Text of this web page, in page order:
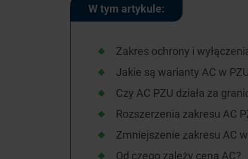
W tym artykule:
Zakres ochrony i
Jakie są warianty AC w
Czy AC PZU działa za
Rozszerzenia zakresu AC
Zmniejszenie zakresu AC
Od czego zależy cena AC?